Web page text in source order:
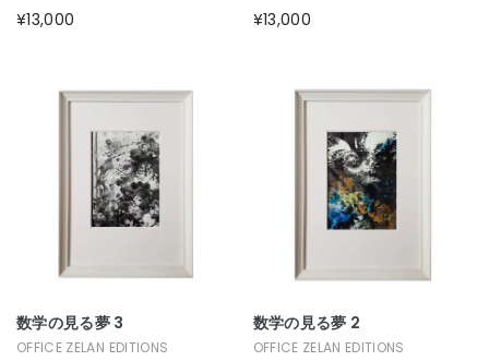
¥13,000 ¥13,000
数学の見る夢 3
OFFICE ZELAN EDITIONS
数学の見る夢 2
OFFICE ZELAN EDITIONS